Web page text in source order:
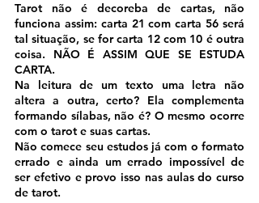
Tarot não é decoreba de cartas, não
funciona assim: carta 21 com carta 56 será
tal situação, se for carta 12 com 10 é outra
coisa. NÃO É ASSIM QUE SE ESTUDA
CARTA.
Na leitura de um texto uma letra não
altera a outra, certo? Ela complementa
formando sílabas, não é? O mesmo ocorre
com o tarot e suas cartas.
Não comece seu estudos já com o formato
errado e ainda um errado impossível de
ser efetivo e provo isso nas aulas do curso
de tarot.